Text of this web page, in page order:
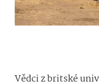
Vědci z britské